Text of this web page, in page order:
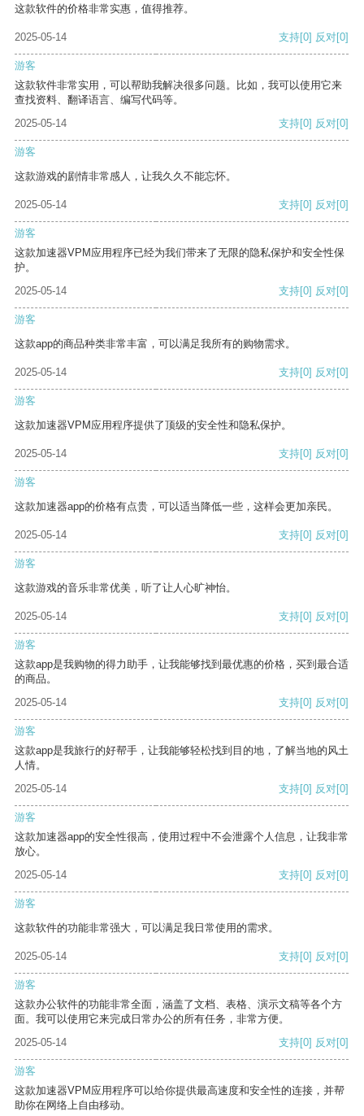
这款软件的价格非常实惠，值得推荐。
2025-05-14 支持[0] 反对[0]
游客
这款软件非常实用，可以帮助我解决很多问题。比如，我可以使用它来
查找资料、翻译语言、编写代码等。
2025-05-14
支持[0] 反对[0]
游客
这款游戏的剧情非常感人，让我久久不能忘怀。
2025-05-14 支持[0] 反对[0]
游客
这款加速器VPM应用程序已经为我们带来了无限的隐私保护和安全性保
护。
2025-05-14
支持[0] 反对[0]
游客
这款app的商品种类非常丰富，可以满足我所有的购物需求。
2025-05-14 支持[0] 反对[0]
游客
这款加速器VPM应用程序提供了顶级的安全性和隐私保护。
2025-05-14 支持[0] 反对[0]
游客
这款加速器app的价格有点贵，可以适当降低一些，这样会更加亲民。
2025-05-14 支持[0] 反对[0]
游客
这款游戏的音乐非常优美，听了让人心旷神怡。
2025-05-14 支持[0] 反对[0]
游客
这款app是我购物的得力助手，让我能够找到最优惠的价格，买到最合适
的商品。
2025-05-14
支持[0] 反对[0]
游客
这款app是我旅行的好帮手，让我能够轻松找到目的地，了解当地的风土
人情。
2025-05-14
支持[0] 反对[0]
游客
这款加速器app的安全性很高，使用过程中不会泄露个人信息，让我非常
放心。
2025-05-14
支持[0] 反对[0]
游客
这款软件的功能非常强大，可以满足我日常使用的需求。
2025-05-14 支持[0] 反对[0]
游客
这款办公软件的功能非常全面，涵盖了文档、表格、演示文稿等各个方
面。我可以使用它来完成日常办公的所有任务，非常方便。
2025-05-14
支持[0] 反对[0]
游客
这款加速器VPM应用程序可以给你提供最高速度和安全性的连接，并帮
助你在网络上自由移动。